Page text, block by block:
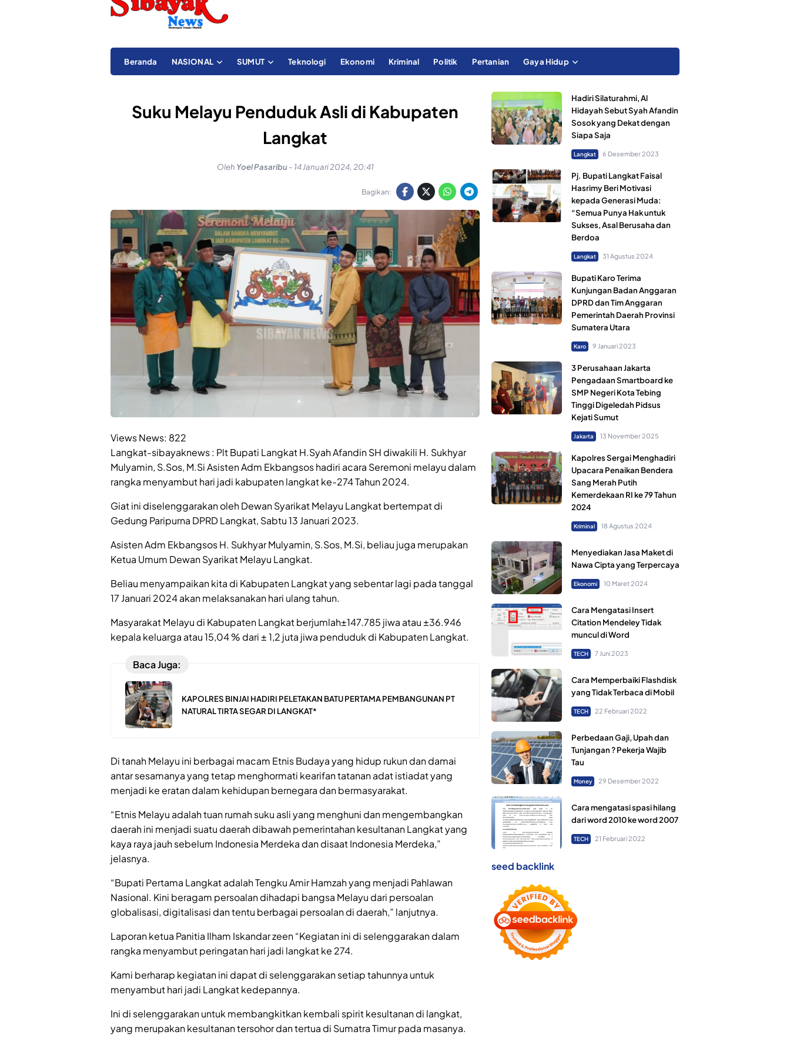
Beranda NASIONAL SUMUT Teknologi Ekonomi Kriminal Politik Pertanian Gaya Hidup
Suku Melayu Penduduk Asli di Kabupaten
Langkat
Oleh Yoel Pasaribu - 14 Januari 2024, 20:41
Bagikan:
Views News: 822
Langkat-sibayaknews : Plt Bupati Langkat H.Syah Afandin SH diwakili H. Sukhyar
Mulyamin, S.Sos, M.Si Asisten Adm Ekbangsos hadiri acara Seremoni melayu dalam
rangka menyambut hari jadi kabupaten langkat ke-274 Tahun 2024.
Giat ini diselenggarakan oleh Dewan Syarikat Melayu Langkat bertempat di
Gedung Paripurna DPRD Langkat, Sabtu 13 Januari 2023.
Asisten Adm Ekbangsos H. Sukhyar Mulyamin, S.Sos, M.Si, beliau juga merupakan
Ketua Umum Dewan Syarikat Melayu Langkat.
Beliau menyampaikan kita di Kabupaten Langkat yang sebentar lagi pada tanggal
17 Januari 2024 akan melaksanakan hari ulang tahun.
Masyarakat Melayu di Kabupaten Langkat berjumlah±147.785 jiwa atau ±36.946
kepala keluarga atau 15,04 % dari ± 1,2 juta jiwa penduduk di Kabupaten Langkat.
Baca Juga:
KAPOLRES BINJAI HADIRI PELETAKAN BATU PERTAMA PEMBANGUNAN PT
NATURAL TIRTA SEGAR DI LANGKAT*
Di tanah Melayu ini berbagai macam Etnis Budaya yang hidup rukun dan damai
antar sesamanya yang tetap menghormati kearifan tatanan adat istiadat yang
menjadi ke eratan dalam kehidupan bernegara dan bermasyarakat.
“Etnis Melayu adalah tuan rumah suku asli yang menghuni dan mengembangkan
daerah ini menjadi suatu daerah dibawah pemerintahan kesultanan Langkat yang
kaya raya jauh sebelum Indonesia Merdeka dan disaat Indonesia Merdeka,”
jelasnya.
“Bupati Pertama Langkat adalah Tengku Amir Hamzah yang menjadi Pahlawan
Nasional. Kini beragam persoalan dihadapi bangsa Melayu dari persoalan
globalisasi, digitalisasi dan tentu berbagai persoalan di daerah,” lanjutnya.
Laporan ketua Panitia Ilham Iskandar zeen “Kegiatan ini di selenggarakan dalam
rangka menyambut peringatan hari jadi langkat ke 274.
Kami berharap kegiatan ini dapat di selenggarakan setiap tahunnya untuk
menyambut hari jadi Langkat kedepannya.
Ini di selenggarakan untuk membangkitkan kembali spirit kesultanan di langkat,
yang merupakan kesultanan tersohor dan tertua di Sumatra Timur pada masanya.
Hadiri Silaturahmi, Al
Hidayah Sebut Syah Afandin
Sosok yang Dekat dengan
Siapa Saja
Langkat 6 Desember 2023
Pj. Bupati Langkat Faisal
Hasrimy Beri Motivasi
kepada Generasi Muda:
“Semua Punya Hak untuk
Sukses, Asal Berusaha dan
Berdoa
Langkat 31 Agustus 2024
Bupati Karo Terima
Kunjungan Badan Anggaran
DPRD dan Tim Anggaran
Pemerintah Daerah Provinsi
Sumatera Utara
Karo 9 Januari 2023
3 Perusahaan Jakarta
Pengadaan Smartboard ke
SMP Negeri Kota Tebing
Tinggi Digeledah Pidsus
Kejati Sumut
Jakarta 13 November 2025
Kapolres Sergai Menghadiri
Upacara Penaikan Bendera
Sang Merah Putih
Kemerdekaan RI ke 79 Tahun
2024
Kriminal 18 Agustus 2024
Menyediakan Jasa Maket di
Nawa Cipta yang Terpercaya
Ekonomi 10 Maret 2024
Cara Mengatasi Insert
Citation Mendeley Tidak
muncul di Word
TECH 7 Juni 2023
Cara Memperbaiki Flashdisk
yang Tidak Terbaca di Mobil
TECH 22 Februari 2022
Perbedaan Gaji, Upah dan
Tunjangan ? Pekerja Wajib
Tau
Money 29 Desember 2022
Cara mengatasi spasi hilang
dari word 2010 ke word 2007
TECH 21 Februari 2022
seed backlink